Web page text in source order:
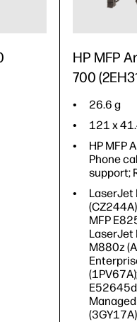
HP MFP
700
26.6 g
121 x
HP MFP
Phone
support;
LaserJet
MFP
LaserJet
M880z
(3GY17A)